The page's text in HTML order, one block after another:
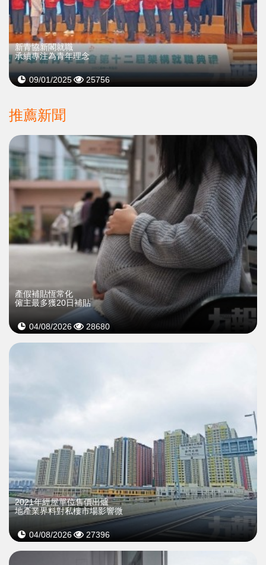
新青協新閣就職
承續專注為青年理念
09/01/2025 25756
推薦新聞
產假補貼恆常化
僱主最多獲20日補貼
04/08/2026 28680
2021年經屋單位售價出爐
地產業界料對私樓市場影響微
04/08/2026 27396